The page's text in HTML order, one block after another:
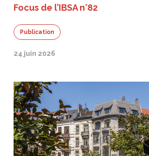
Focus de l’IBSA n°82
Publication
24 juin 2026